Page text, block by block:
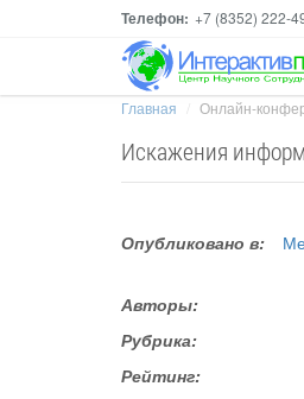
Телефон: +7 (8352) 222-
Главная Онлайн-
Искажения
Опубликовано в:
Авторы:
Рубрика:
Рейтинг: